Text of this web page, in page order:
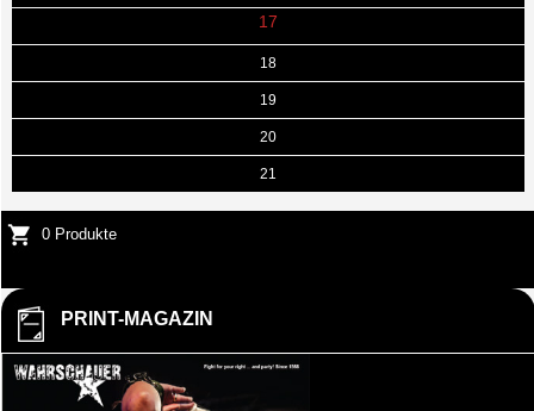
17
18
19
20
21
0 Produkte
PRINT-MAGAZIN